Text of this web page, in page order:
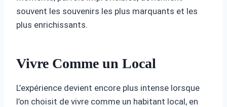
souvent les souvenirs les plus marquants et les
plus enrichissants.
Vivre Comme un Local
L’expérience devient encore plus intense lorsque
l’on choisit de vivre comme un habitant local, en